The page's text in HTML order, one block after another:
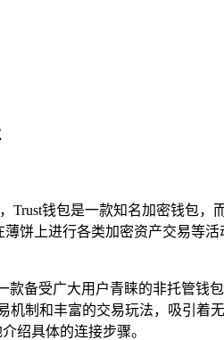
Trust钱包是一款知名加密钱包
饼上进行各类加密资产交易等
备受广大用户青睐的非托管钱
机制和丰富的交易玩法，吸引
绍具体的连接步骤。